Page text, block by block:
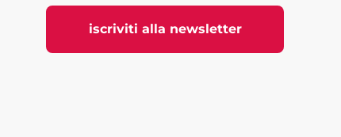
iscriviti alla newsletter